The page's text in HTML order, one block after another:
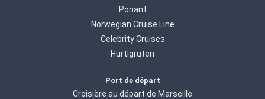
Ponant
Norwegian Cruise Line
Celebrity Cruises
Hurtigruten
Port de départ
Croisière au départ de Marseille